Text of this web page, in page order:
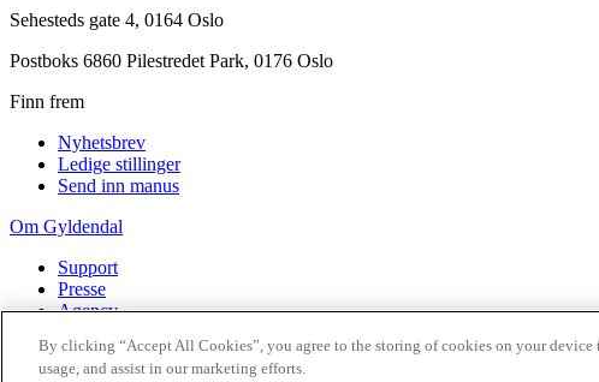
Sehesteds gate 4, 0164 Oslo
Postboks 6860 Pilestredet Park, 0176 Oslo
Finn frem
Nyhetsbrev
Ledige stillinger
Send inn manus
Om Gyldendal
Support
Presse
Agency
2026Gyldendal
PersonvernerklæringerInformasjonskapsler
By clicking “Accept All Cookies”, you agree to the storing of cookies on your device
usage, and assist in our marketing efforts.